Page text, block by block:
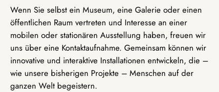
Wenn Sie selbst ein Museum, eine Galerie oder einen
öffentlichen Raum vertreten und Interesse an einer
mobilen oder stationären Ausstellung haben, freuen wir
uns über eine Kontaktaufnahme. Gemeinsam können wir
innovative und interaktive Installationen entwickeln, die –
wie unsere bisherigen Projekte – Menschen auf der
ganzen Welt begeistern.